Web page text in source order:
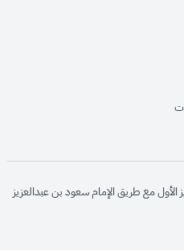
opens in new window
الأول مع طريق الإمام سعود بن عبدالعزيز